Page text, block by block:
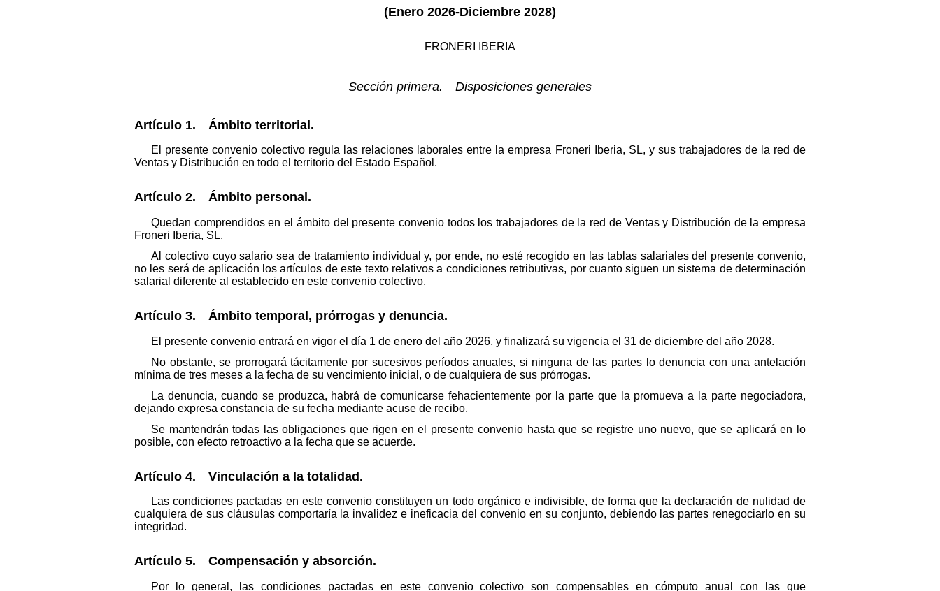
(Enero 2026-Diciembre 2028)
FRONERI IBERIA
Sección primera. Disposiciones generales
Artículo 1. Ámbito territorial.
El presente convenio colectivo regula las relaciones laborales entre la empresa Froneri Iberia, SL, y sus trabajadores de la red de
Ventas y Distribución en todo el territorio del Estado Español.
Artículo 2. Ámbito personal.
Quedan comprendidos en el ámbito del presente convenio todos los trabajadores de la red de Ventas y Distribución de la empresa
Froneri Iberia, SL.
Al colectivo cuyo salario sea de tratamiento individual y, por ende, no esté recogido en las tablas salariales del presente convenio,
no les será de aplicación los artículos de este texto relativos a condiciones retributivas, por cuanto siguen un sistema de determinación
salarial diferente al establecido en este convenio colectivo.
Artículo 3. Ámbito temporal, prórrogas y denuncia.
El presente convenio entrará en vigor el día 1 de enero del año 2026, y finalizará su vigencia el 31 de diciembre del año 2028.
No obstante, se prorrogará tácitamente por sucesivos períodos anuales, si ninguna de las partes lo denuncia con una antelación
mínima de tres meses a la fecha de su vencimiento inicial, o de cualquiera de sus prórrogas.
La denuncia, cuando se produzca, habrá de comunicarse fehacientemente por la parte que la promueva a la parte negociadora,
dejando expresa constancia de su fecha mediante acuse de recibo.
Se mantendrán todas las obligaciones que rigen en el presente convenio hasta que se registre uno nuevo, que se aplicará en lo
posible, con efecto retroactivo a la fecha que se acuerde.
Artículo 4. Vinculación a la totalidad.
Las condiciones pactadas en este convenio constituyen un todo orgánico e indivisible, de forma que la declaración de nulidad de
cualquiera de sus cláusulas comportaría la invalidez e ineficacia del convenio en su conjunto, debiendo las partes renegociarlo en su
integridad.
Artículo 5. Compensación y absorción.
Por lo general, las condiciones pactadas en este convenio colectivo son compensables en cómputo anual con las que